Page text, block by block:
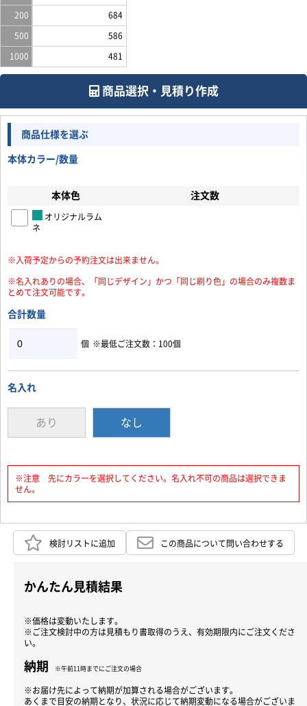
200 684
500 586
1000 481
商品選択・見積り作成
商品仕様を選ぶ
本体カラー/数量
本体色 注文数
オリジナルラム
ネ
※入荷予定からの予約注文は出来ません。
※名入れありの場合、「同じデザイン」かつ「同じ刷り色」の場合のみ複数ま
とめて注文可能です。
合計数量
個 ※最低ご注文数：100個
名入れ
あり なし
※注意 先にカラーを選択してください。名入れ不可の商品は選択できま
せん。
検討リストに追加 この商品について問い合わせする
かんたん見積結果
※価格は変動いたします。
※ご注文検討中の方は見積もり書取得のうえ、有効期限内にご注文くださ
い。
納期 ※午前11時までにご注文の場合
※お届け先によって納期が加算される場合がございます。
あくまで目安の納期となり、状況に応じて納期変動になる場合がございま